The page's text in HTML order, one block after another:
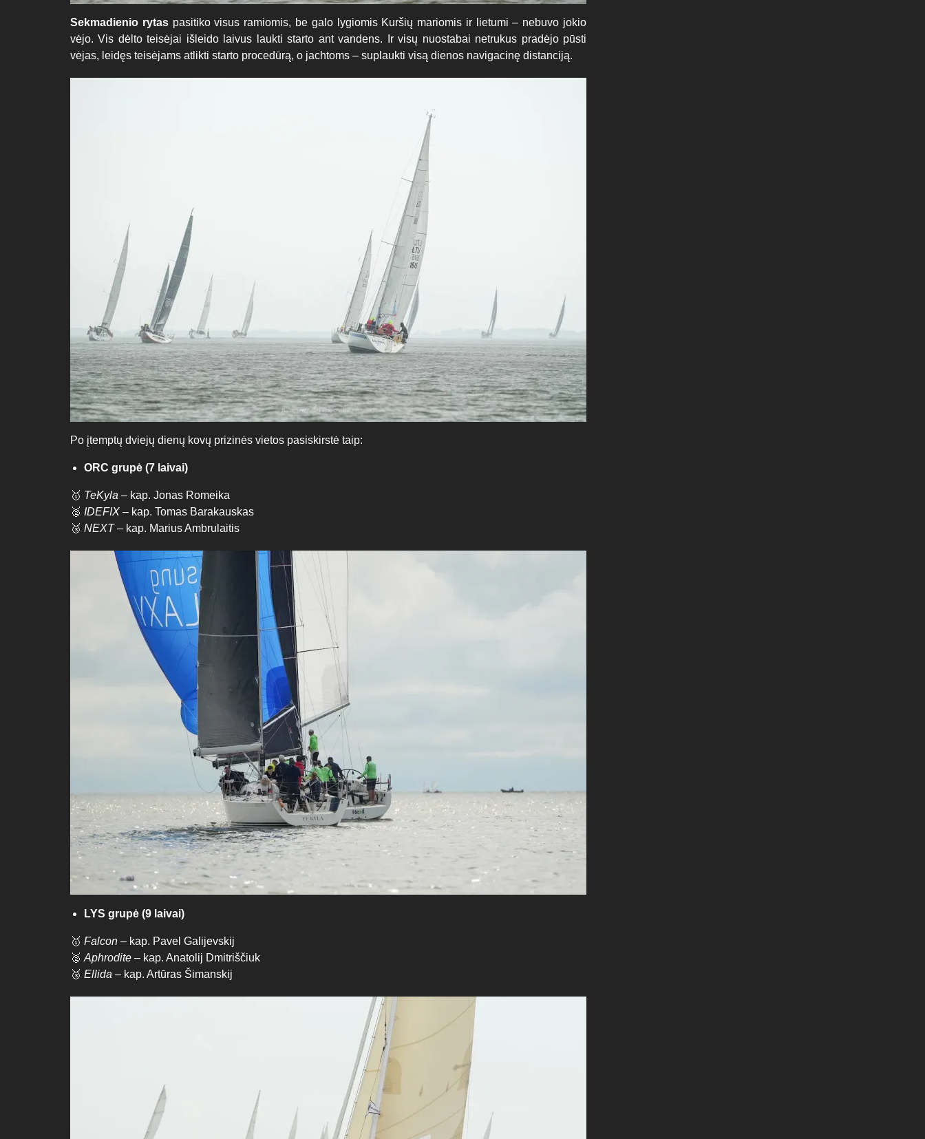
Sekmadienio rytaspasitiko visus ramiomis, be galo lygiomis Kuršių mariomis ir lietumi – nebuvo jokio
vėjo. Vis dėlto teisėjai išleido laivus laukti starto ant vandens. Ir visų nuostabai netrukus pradėjo pūsti
vėjas, leidęs teisėjams atlikti starto procedūrą, o jachtoms – suplaukti visą dienos navigacinę distanciją.
Po įtemptų dviejų dienų kovų prizinės vietos pasiskirstė taip:
ORC grupė (7 laivai)
🥇 TeKyla – kap. Jonas Romeika
🥈 IDEFIX – kap. Tomas Barakauskas
🥉 NEXT– kap. Marius Ambrulaitis
LYS grupė (9 laivai)
🥇 Falcon – kap. Pavel Galijevskij
🥈 Aphrodite – kap. Anatolij Dmitriščiuk
🥉 Ellida – kap. Artūras Šimanskij